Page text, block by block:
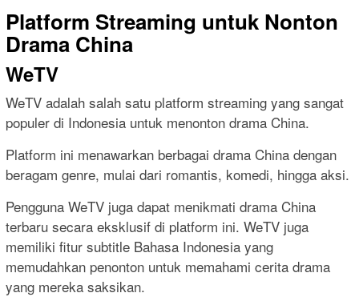
Platform Streaming untuk Nonton
Drama China
WeTV
WeTV adalah salah satu platform streaming yang sangat
populer di Indonesia untuk menonton drama China.
Platform ini menawarkan berbagai drama China dengan
beragam genre, mulai dari romantis, komedi, hingga aksi.
Pengguna WeTV juga dapat menikmati drama China
terbaru secara eksklusif di platform ini. WeTV juga
memiliki fitur subtitle Bahasa Indonesia yang
memudahkan penonton untuk memahami cerita drama
yang mereka saksikan.